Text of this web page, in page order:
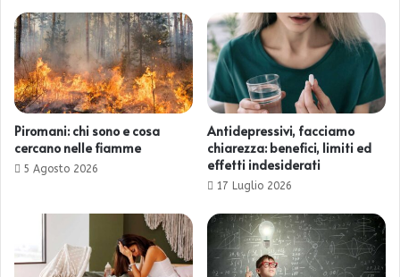
Piromani: chi sono e cosa
cercano nelle fiamme
5 Agosto 2026
Antidepressivi, facciamo
chiarezza: benefici, limiti ed
effetti indesiderati
17 Luglio 2026